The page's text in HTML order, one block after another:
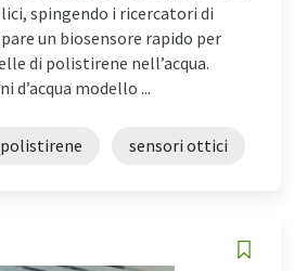
spingendo i ricercatori di
un biosensore rapido per
di polistirene nell’acqua.
d’acqua modello ...
polistirene sensori ottici